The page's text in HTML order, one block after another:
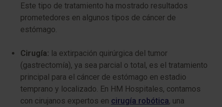
Este tipo de tratamiento ha mostrado resultados
prometedores en algunos tipos de cáncer de
estómago.
Cirugía: la extirpación quirúrgica del tumor
(gastrectomía), ya sea parcial o total, es el tratamiento
principal para el cáncer de estómago en estadio
temprano y localizado. En HM Hospitales, contamos
con cirujanos expertos en cirugía robótica, una